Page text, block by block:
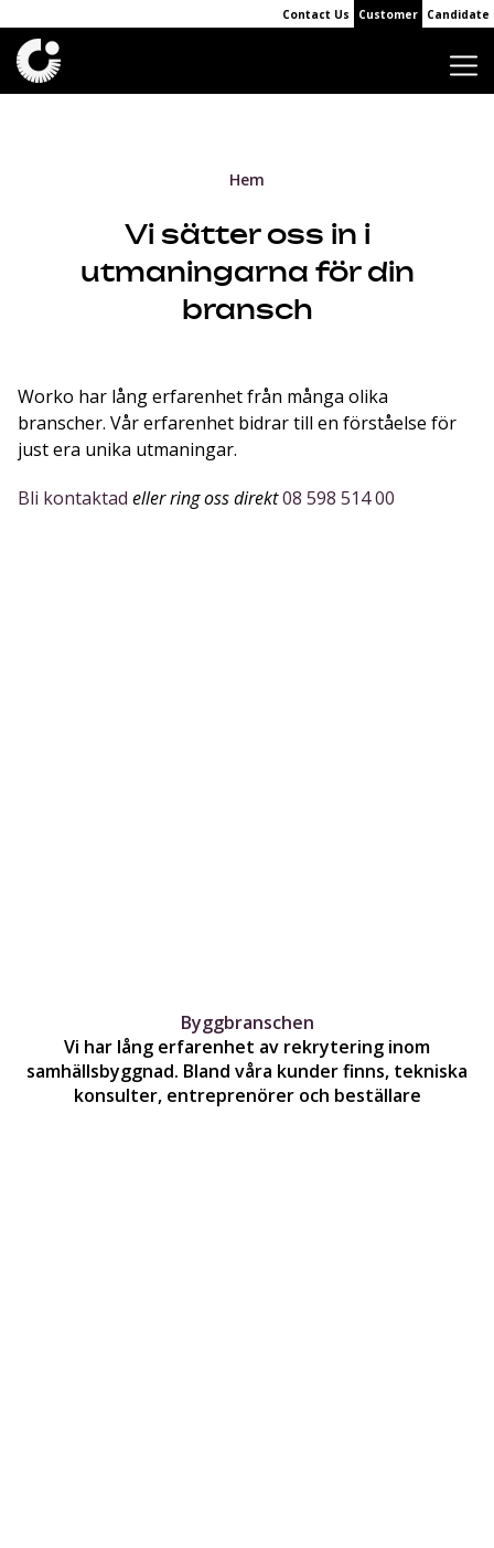
Contact Us Customer Candidate
Hem
Vi sätter oss in i
utmaningarna för din
bransch
Worko har lång erfarenhet från många olika
branscher. Vår erfarenhet bidrar till en förståelse för
just era unika utmaningar.
Bli kontaktad eller ring oss direkt08 598 514 00
Byggbranschen
Vi har lång erfarenhet av rekrytering inom
samhällsbyggnad. Bland våra kunder finns, tekniska
konsulter, entreprenörer och beställare